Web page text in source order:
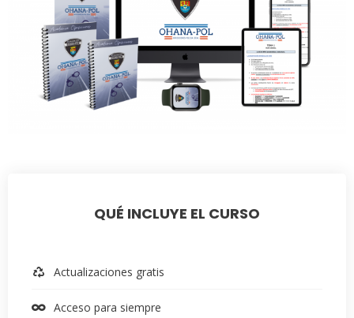
QUÉ INCLUYE EL CURSO
Actualizaciones gratis
Acceso para siempre